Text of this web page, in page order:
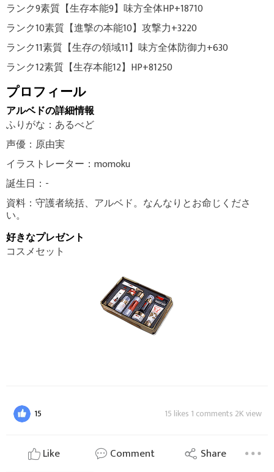
ランク9素質【生存本能9】味方全体HP+18710
ランク10素質【進撃の本能10】攻撃力+3220
ランク11素質【生存の領域11】味方全体防御力+630
ランク12素質【生存本能12】HP+81250
プロフィール
アルベドの詳細情報
ふりがな：あるべど
声優：原由実
イラストレーター：momoku
誕生日：-
資料：守護者統括、アルベド。なんなりとお命じくださ
い。
好きなプレゼント
コスメセット
15 15 likes 1 comments 2K view
Like Comment Share